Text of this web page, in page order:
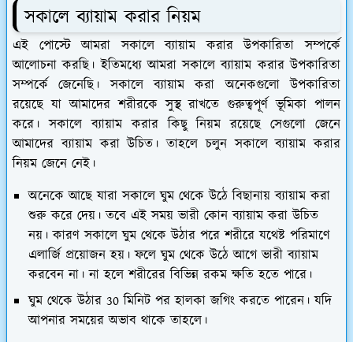
সকালে ব্যায়াম করার নিয়ম
এই পোস্টে আমরা সকালে ব্যায়াম করার উপকারিতা সম্পর্কে
আলোচনা করছি। ইতিমধ্যে আমরা সকালে ব্যায়াম করার উপকারিতা
সম্পর্কে জেনেছি। সকালে ব্যায়াম করা অনেকগুলো উপকারিতা
রয়েছে যা আমাদের শরীরকে সুস্থ রাখতে গুরুত্বপূর্ণ ভূমিকা পালন
করে। সকালে ব্যায়াম করার কিছু নিয়ম রয়েছে সেগুলো জেনে
আমাদের ব্যায়াম করা উচিত। তাহলে চলুন সকালে ব্যায়াম করার
নিয়ম জেনে নেই।
অনেকে আছে যারা সকালে ঘুম থেকে উঠে বিছানায় ব্যায়াম করা
শুরু করে দেয়। তবে এই সময় ভারী কোন ব্যায়াম করা উচিত
নয়। কারণ সকালে ঘুম থেকে উঠার পরে শরীরে যথেষ্ট পরিমাণে
এলার্জি প্রয়োজন হয়। ফলে ঘুম থেকে উঠে আগে ভারী ব্যায়াম
করবেন না। না হলে শরীরের বিভিন্ন রকম ক্ষতি হতে পারে।
ঘুম থেকে উঠার 30 মিনিট পর হালকা জগিং করতে পারেন। যদি
আপনার সময়ের অভাব থাকে তাহলে।